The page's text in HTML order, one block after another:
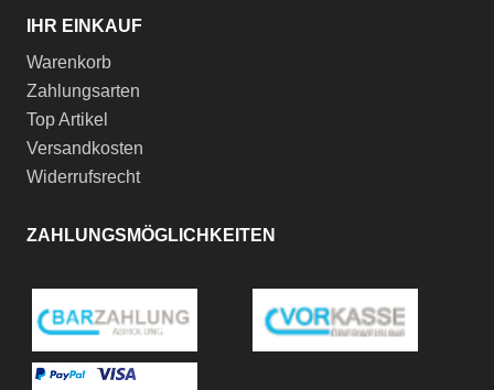
IHR EINKAUF
Warenkorb
Zahlungsarten
Top Artikel
Versandkosten
Widerrufsrecht
ZAHLUNGSMÖGLICHKEITEN